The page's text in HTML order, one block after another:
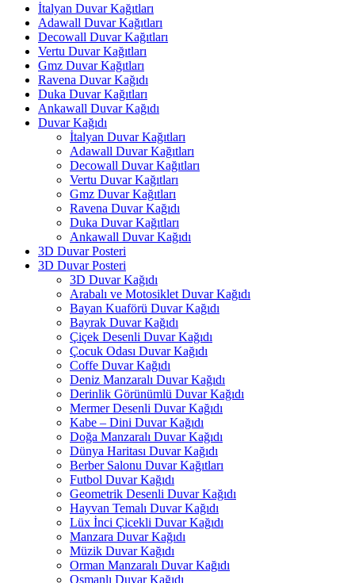
İtalyan Duvar Kağıtları
Adawall Duvar Kağıtları
Decowall Duvar Kağıtları
Vertu Duvar Kağıtları
Gmz Duvar Kağıtları
Ravena Duvar Kağıdı
Duka Duvar Kağıtları
Ankawall Duvar Kağıdı
Duvar Kağıdı
İtalyan Duvar Kağıtları
Adawall Duvar Kağıtları
Decowall Duvar Kağıtları
Vertu Duvar Kağıtları
Gmz Duvar Kağıtları
Ravena Duvar Kağıdı
Duka Duvar Kağıtları
Ankawall Duvar Kağıdı
3D Duvar Posteri
3D Duvar Posteri
3D Duvar Kağıdı
Arabalı ve Motosiklet Duvar Kağıdı
Bayan Kuaförü Duvar Kağıdı
Bayrak Duvar Kağıdı
Çiçek Desenli Duvar Kağıdı
Çocuk Odası Duvar Kağıdı
Coffe Duvar Kağıdı
Deniz Manzaralı Duvar Kağıdı
Derinlik Görünümlü Duvar Kağıdı
Mermer Desenli Duvar Kağıdı
Kabe – Dini Duvar Kağıdı
Doğa Manzaralı Duvar Kağıdı
Dünya Haritası Duvar Kağıdı
Berber Salonu Duvar Kağıtları
Futbol Duvar Kağıdı
Geometrik Desenli Duvar Kağıdı
Hayvan Temalı Duvar Kağıdı
Lüx İnci Çicekli Duvar Kağıdı
Manzara Duvar Kağıdı
Müzik Duvar Kağıdı
Orman Manzaralı Duvar Kağıdı
Osmanlı Duvar Kağıdı